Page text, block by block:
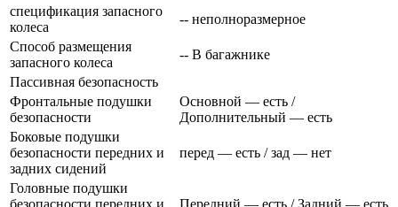
спецификация запасного
колеса
-- неполноразмерное
Способ размещения
запасного колеса
-- В багажнике
Пассивная безопасность
Фронтальные подушки
безопасности
Основной — есть /
Дополнительный — есть
Боковые подушки
безопасности передних и
задних сидений
перед — есть / зад — нет
Головные подушки
безопасности передних и
Передний — есть / Задний — есть